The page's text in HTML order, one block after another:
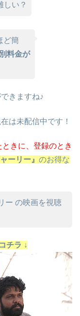
しい？
ど簡
別料金が
きますね♪
は未配信中です！
きに、 登録のとき
ャーリー』 のお得な
ー の映画を視聴
チラ ↓